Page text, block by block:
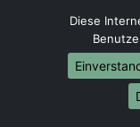
Umzug von
Umzüge-
Umzug von
Diese